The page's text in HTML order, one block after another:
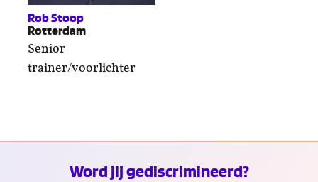
Rob Stoop
Rotterdam
Senior
trainer/voorlichter
Word jij gediscrimineerd?